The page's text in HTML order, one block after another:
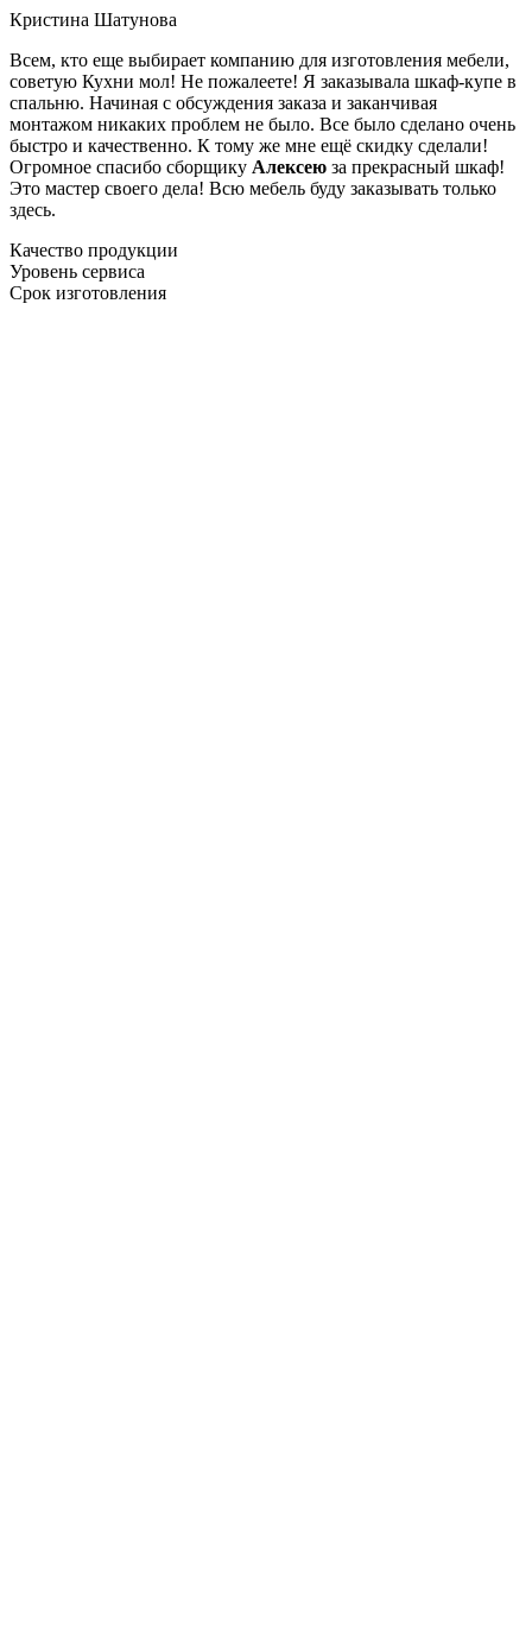
Кристина Шатунова
Всем, кто еще выбирает компанию для изготовления мебели,
советую Кухни мол! Не пожалеете! Я заказывала шкаф-купе в
спальню. Начиная с обсуждения заказа и заканчивая
монтажом никаких проблем не было. Все было сделано очень
быстро и качественно. К тому же мне ещё скидку сделали!
Огромное спасибо сборщику Алексею за прекрасный шкаф!
Это мастер своего дела! Всю мебель буду заказывать только
здесь.
Качество продукции
Уровень сервиса
Срок изготовления